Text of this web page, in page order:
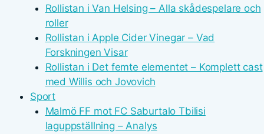
Rollistan i Van Helsing – Alla skådespelare och
roller
Rollistan i Apple Cider Vinegar – Vad
Forskningen Visar
Rollistan i Det femte elementet – Komplett cast
med Willis och Jovovich
Sport
Malmö FF mot FC Saburtalo Tbilisi
laguppställning – Analys